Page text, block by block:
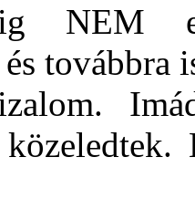
NEM
továbbra